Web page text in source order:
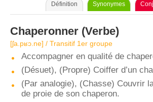
Définition Synonymes
Chaperonner (Verbe)
[ʃa.pʁɔ.ne] / Transitif 1er groupe
Accompagner en qualité de
(Désuet), (Propre) Coiffer d’un
(Par analogie), (Chasse) Couvrir
de proie de son chaperon.